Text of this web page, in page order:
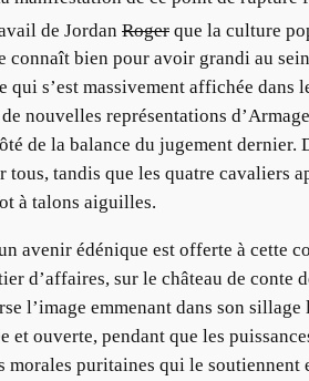
de Jordan Roger que la culture
connaît bien pour avoir grandi au
qui s’est massivement affichée
nouvelles représentations
de la balance du jugement dernier.
tandis que les quatre cavaliers
à talons aiguilles.
avenir édénique est offerte à cette
d’affaires, sur le château de
l’image emmenant dans son
et ouverte, pendant que les
morales puritaines qui le